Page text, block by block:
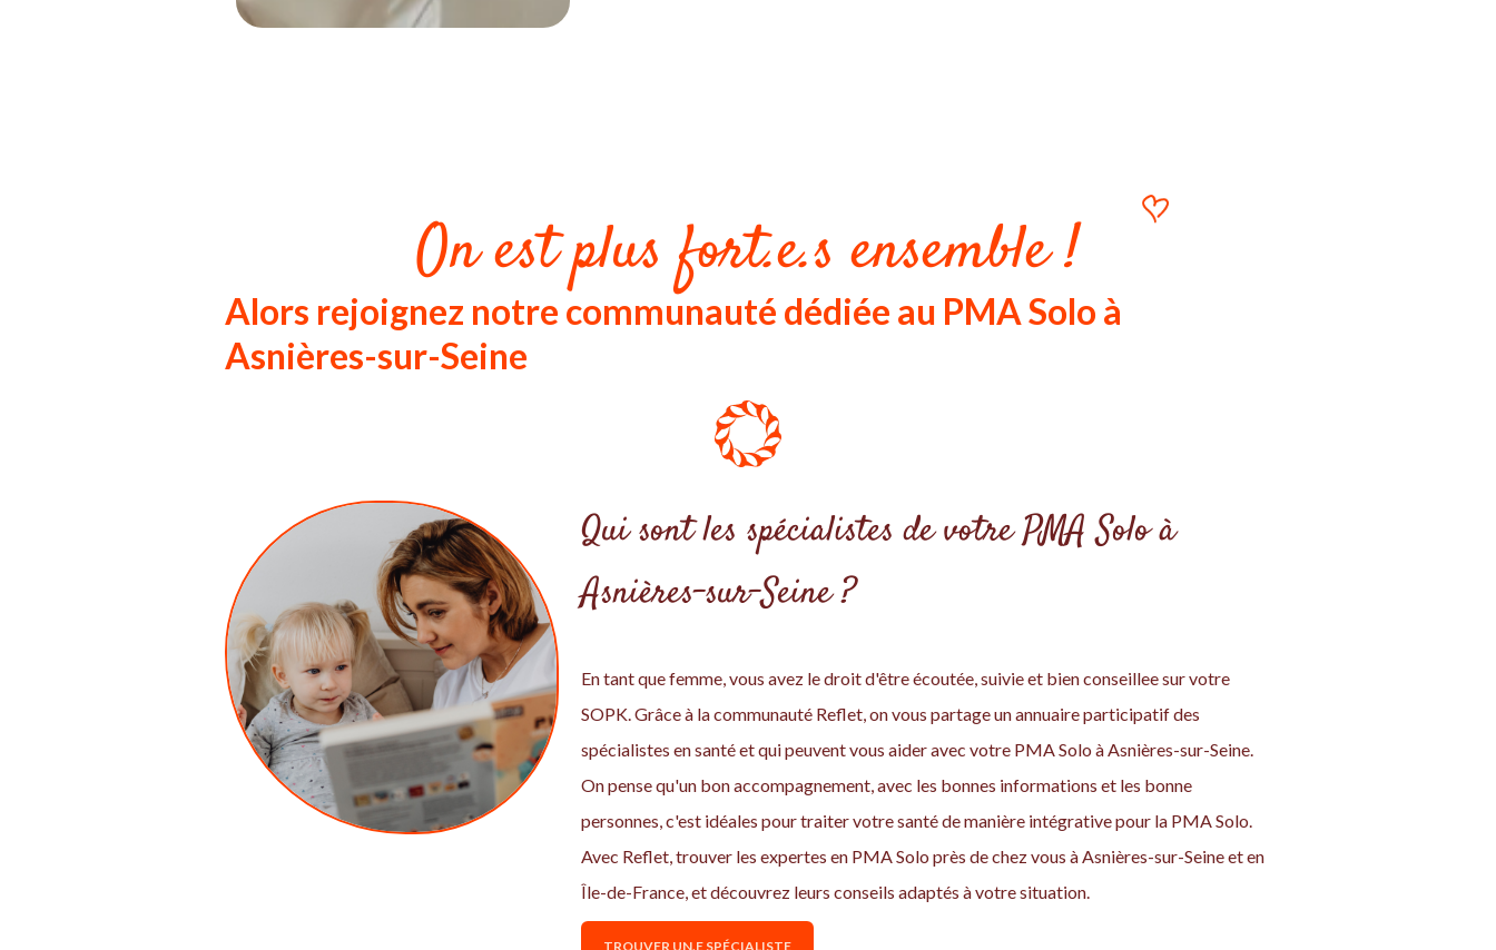
On est plus fort.e.s ensemble !
Alors rejoignez notre communauté dédiée au PMA Solo à
Asnières-sur-Seine
Qui sont les spécialistes de votre PMA Solo à
Asnières-sur-Seine ?
En tant que femme, vous avez le droit d'être écoutée, suivie et bien conseillee sur votre
SOPK. Grâce à la communauté Reflet, on vous partage un annuaire participatif des
spécialistes en santé et qui peuvent vous aider avec votre PMA Solo à Asnières-sur-Seine.
On pense qu'un bon accompagnement, avec les bonnes informations et les bonne
personnes, c'est idéales pour traiter votre santé de manière intégrative pour la PMA Solo.
Avec Reflet, trouver les expertes en PMA Solo près de chez vous à Asnières-sur-Seine et en
Île-de-France, et découvrez leurs conseils adaptés à votre situation.
TROUVER UN.E SPÉCIALISTE